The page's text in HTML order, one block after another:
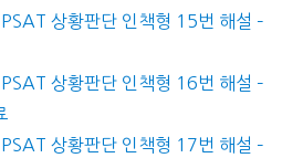
상황판단 인책형 15번 해설 –
상황판단 인책형 16번 해설 –
상황판단 인책형 17번 해설 –